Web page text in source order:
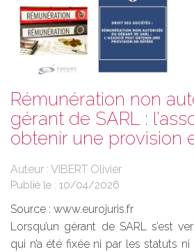
Rémunération non
gérant de SARL :
obtenir une provision
Auteur : VIBERT Olivier
Publié le : 10/04/2026
Source : www.eurojuris.fr
Lorsqu’un gérant de SARL s’est
qui n’a été fixée ni par les statuts